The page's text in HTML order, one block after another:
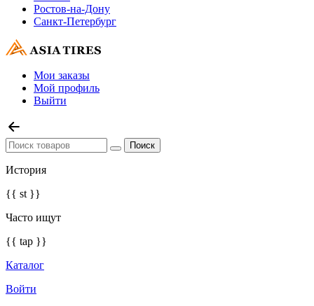
Ростов-на-Дону
Санкт-Петербург
Мои заказы
Мой профиль
Выйти
История
{{ st }}
Часто ищут
{{ tap }}
Каталог
Войти